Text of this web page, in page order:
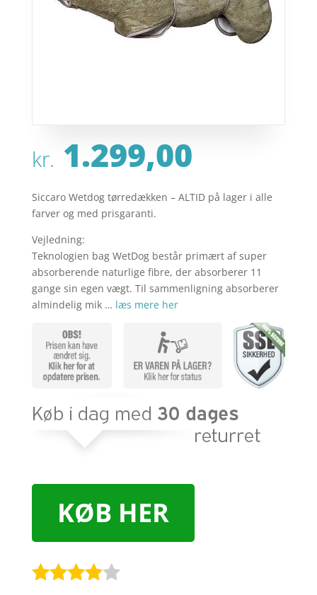
kr. 1.299,00
Siccaro Wetdog tørredækken – ALTID på lager i alle
farver og med prisgaranti.
Vejledning:
Teknologien bag WetDog består primært af super
absorberende naturlige fibre, der absorberer 11
gange sin egen vægt. Til sammenligning absorberer
almindelig mik … læs mere her
KØB HER